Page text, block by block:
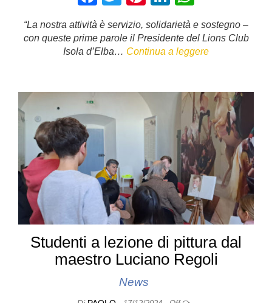
a
c
e
o
o
k
wi
tt
er
nt
er
e
n
k
e
n
at
s
p
p
“La nostra attività è servizio, solidarietà e sostegno –
con queste prime parole il Presidente del Lions Club
Isola d’Elba… Continua a leggere
Studenti a lezione di pittura dal
maestro Luciano Regoli
News